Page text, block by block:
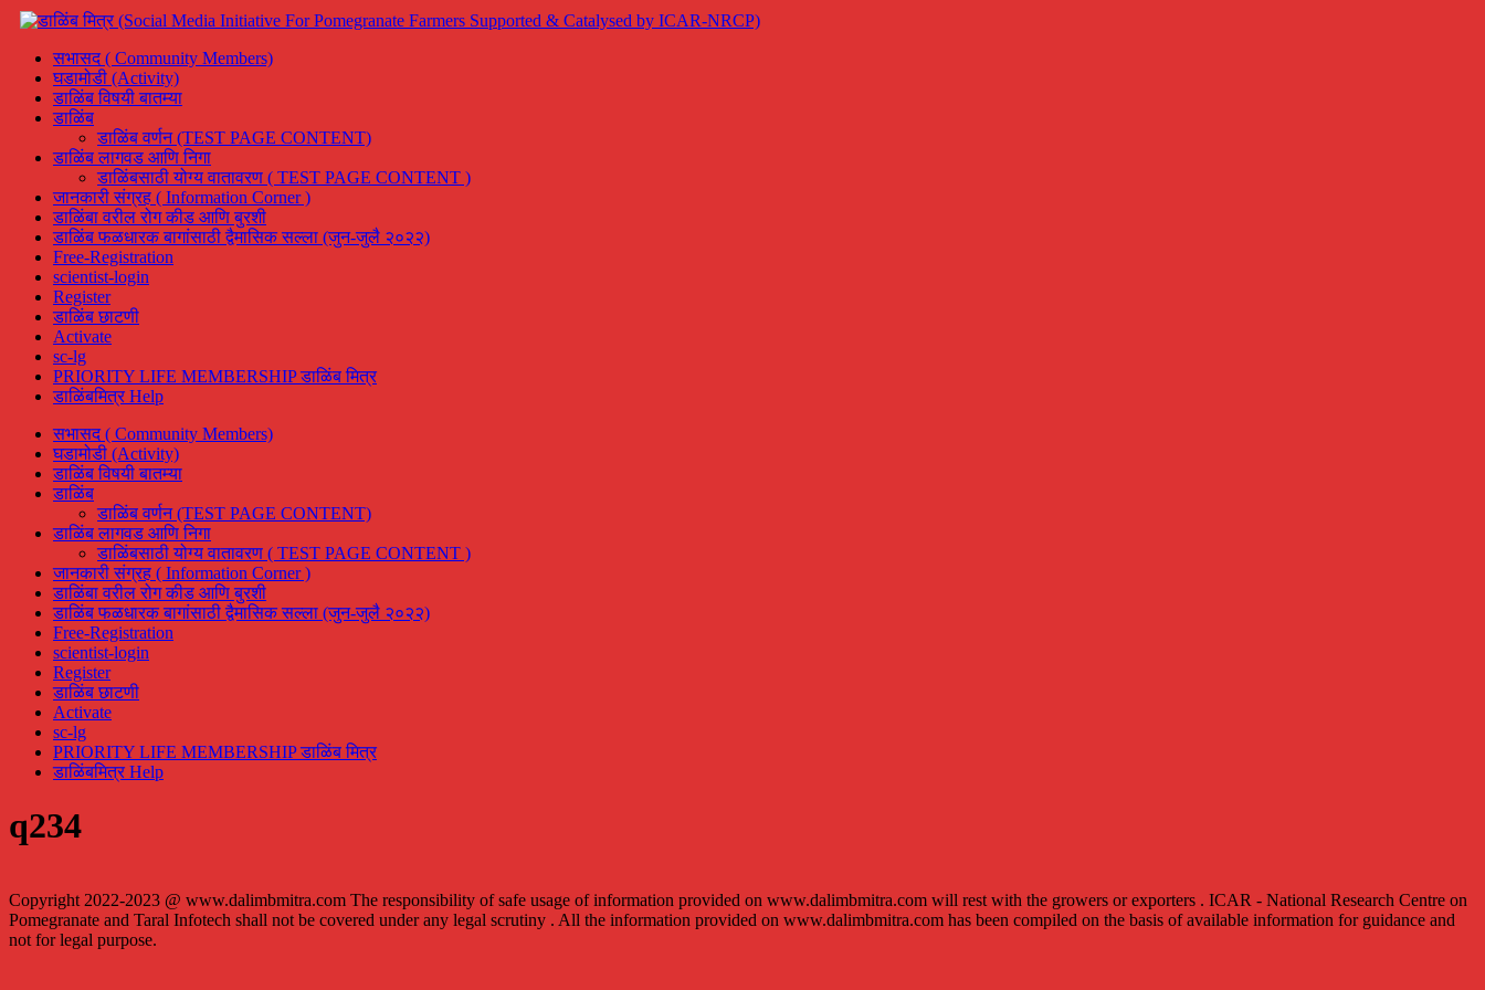
सभासद ( Community Members)
घडामोडी (Activity)
डाळिंब विषयी बातम्या
डाळिंब
डाळिंब वर्णन (TEST PAGE CONTENT)
डाळिंब लागवड आणि निगा
डाळिंबसाठी योग्य वातावरण ( TEST PAGE CONTENT )
जानकारी संग्रह ( Information Corner )
डाळिंबा वरील रोग कीड आणि बुरशी
डाळिंब फळधारक बागांसाठी द्वैमासिक सल्ला (जुन-जुलै २०२२)
Free-Registration
scientist-login
Register
डाळिंब छाटणी
Activate
sc-lg
PRIORITY LIFE MEMBERSHIP डाळिंब मित्र
डाळिंबमित्र Help
सभासद ( Community Members)
घडामोडी (Activity)
डाळिंब विषयी बातम्या
डाळिंब
डाळिंब वर्णन (TEST PAGE CONTENT)
डाळिंब लागवड आणि निगा
डाळिंबसाठी योग्य वातावरण ( TEST PAGE CONTENT )
जानकारी संग्रह ( Information Corner )
डाळिंबा वरील रोग कीड आणि बुरशी
डाळिंब फळधारक बागांसाठी द्वैमासिक सल्ला (जुन-जुलै २०२२)
Free-Registration
scientist-login
Register
डाळिंब छाटणी
Activate
sc-lg
PRIORITY LIFE MEMBERSHIP डाळिंब मित्र
डाळिंबमित्र Help
q234
Copyright 2022-2023 @ www.dalimbmitra.com The responsibility of safe usage of information provided on www.dalimbmitra.com will rest with the growers or exporters . ICAR - National Research Centre on
Pomegranate and Taral Infotech shall not be covered under any legal scrutiny . All the information provided on www.dalimbmitra.com has been compiled on the basis of available information for guidance and
not for legal purpose.